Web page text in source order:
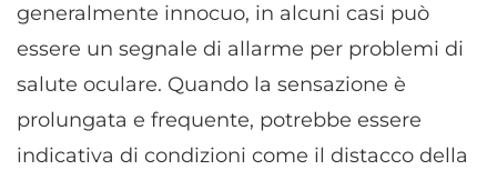
generalmente innocuo, in alcuni casi può
essere un segnale di allarme per problemi di
salute oculare. Quando la sensazione è
prolungata e frequente, potrebbe essere
indicativa di condizioni come il distacco della